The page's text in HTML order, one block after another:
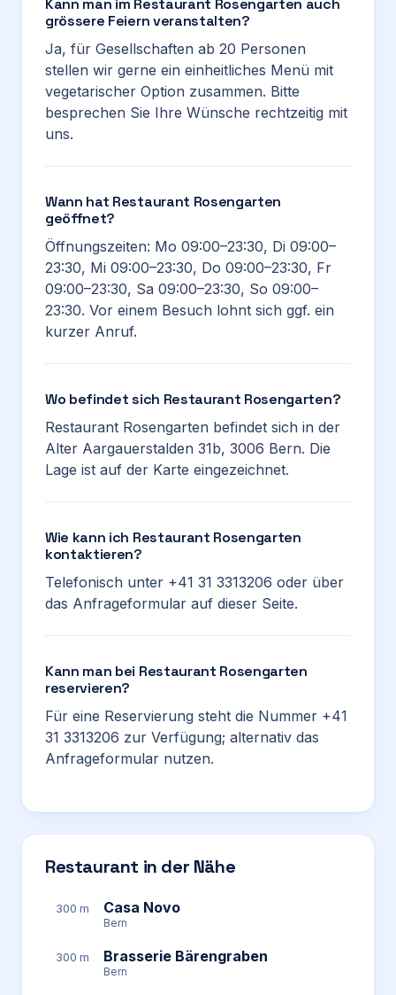
Kann man im Restaurant Rosengarten auch
grössere Feiern veranstalten?
Ja, für Gesellschaften ab 20 Personen
stellen wir gerne ein einheitliches Menü mit
vegetarischer Option zusammen. Bitte
besprechen Sie Ihre Wünsche rechtzeitig mit
uns.
Wann hat Restaurant Rosengarten
geöffnet?
Öffnungszeiten: Mo 09:00–23:30, Di 09:00–
23:30, Mi 09:00–23:30, Do 09:00–23:30, Fr
09:00–23:30, Sa 09:00–23:30, So 09:00–
23:30. Vor einem Besuch lohnt sich ggf. ein
kurzer Anruf.
Wo befindet sich Restaurant Rosengarten?
Restaurant Rosengarten befindet sich in der
Alter Aargauerstalden 31b, 3006 Bern. Die
Lage ist auf der Karte eingezeichnet.
Wie kann ich Restaurant Rosengarten
kontaktieren?
Telefonisch unter +41 31 3313206 oder über
das Anfrageformular auf dieser Seite.
Kann man bei Restaurant Rosengarten
reservieren?
Für eine Reservierung steht die Nummer +41
31 3313206 zur Verfügung; alternativ das
Anfrageformular nutzen.
Restaurant in der Nähe
300 m Casa Novo
Bern
300 m Brasserie Bärengraben
Bern